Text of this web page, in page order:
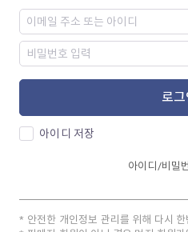
로그
아이디 저장
아이디/비밀
안전한 개인정보 관리를 위해 다시